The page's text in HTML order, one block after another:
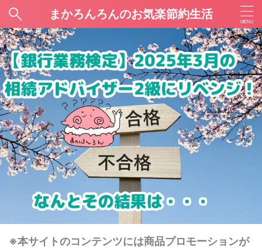
まかろんろんのお気楽節約生活
※本サイトのコンテンツには商品プロモーションが